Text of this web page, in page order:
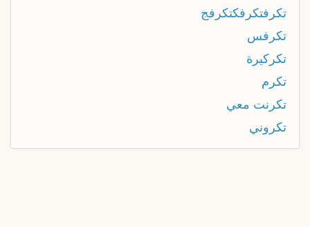
تكرفتكرفكتكرفج
تكرفس
تكركيرة
تكرم
تكرنت معي
تكروني